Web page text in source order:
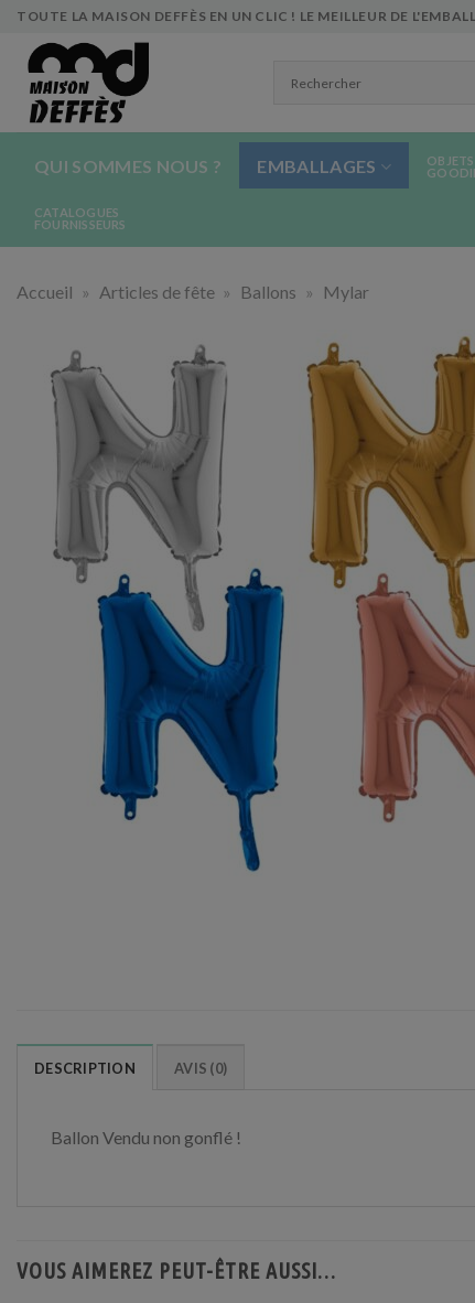
Skip
content
TOUTE LA MAISON DEFFÈS EN UN CLIC ! LE MEILLEUR DE
QUI SOMMES NOUS ? EMBALLAGES
CATALOGUES
FOURNISSEURS
Accueil » Articles de fête » Ballons » Mylar
DESCRIPTION AVIS (0)
Ballon Vendu non gonflé !
VOUS AIMEREZ PEUT-ÊTRE AUSSI…